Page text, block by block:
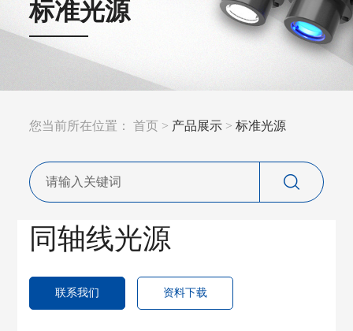
标准光源
您当前所在位置： 首页 > 产品展示 >标准光源
同轴线光源
联系我们 资料下载